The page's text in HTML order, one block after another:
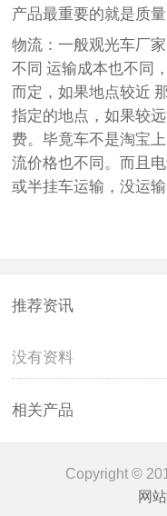
产品最重要的就是质量
物流：一般观光车厂
不同 运输成本也不同
而定，如果地点较近
指定的地点，如果较
费。毕竟车不是淘宝
流价格也不同。而且
或半挂车运输，没运
推荐资讯
没有资料
相关产品
Copyright ©
网